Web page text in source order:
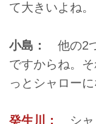
て大きいよね。
小島：
他の2
ですからね。
っとシャロー
癸生川： シャ